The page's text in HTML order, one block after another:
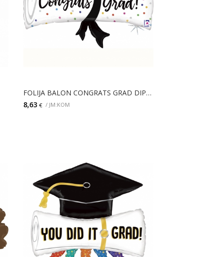
FOLIJA BALON CONGRATS GRAD DIPLOMA
8,63€ / JM:KOM